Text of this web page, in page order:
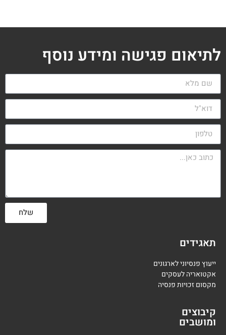
לתיאום פגישה ומידע נוסף
שלח
תאגידים
ייעוץ פנסיוני לארגונים
אקטואריה לעסקים
מקסום זכויות פנסיה
קיבוצים
ומושבים